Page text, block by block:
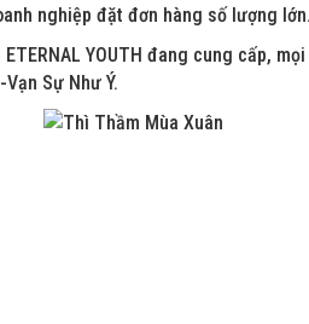
nghiệp đặt đơn hàng số lượng
YOUTH đang cung cấp,
Sự Như Ý.